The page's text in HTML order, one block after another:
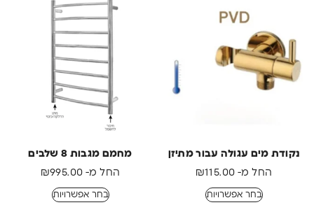
נקודת מים עגולה עבור מתיזן
החל מ-
₪115.00
בחר אפשרויות
מחמם מגבות 8 שלבים
החל מ-
₪995.00
בחר אפשרויות